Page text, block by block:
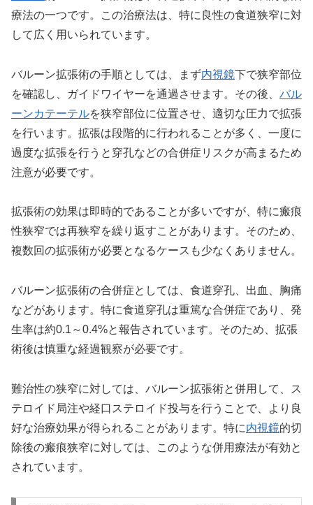
療法の一つです。この治療法は、特に良性の食道狭窄に対
して広く用いられています。
バルーン拡張術の手順としては、まず内視鏡下で狭窄部位
を確認し、ガイドワイヤーを通過させます。その後、 バル
ーンカテーテルを狭窄部位に位置させ、適切な圧力で拡張
を行います。拡張は段階的に行われることが多く、一度に
過度な拡張を行うと穿孔などの合併症リスクが高まるため
注意が必要です。
拡張術の効果は即時的であることが多いですが、特に瘢痕
性狭窄では再狭窄を繰り返すことがあります。そのため、
複数回の拡張術が必要となるケースも少なくありません。
バルーン拡張術の合併症としては、食道穿孔、出血、胸痛
などがあります。特に食道穿孔は重篤な合併症であり、発
生率は約0.1～0.4%と報告されています。そのため、拡張
術後は慎重な経過観察が必要です。
難治性の狭窄に対しては、バルーン拡張術と併用して、ス
テロイド局注や経口ステロイド投与を行うことで、より良
好な治療効果が得られることがあります。特に内視鏡的切
除後の瘢痕狭窄に対しては、このような併用療法が有効と
されています。